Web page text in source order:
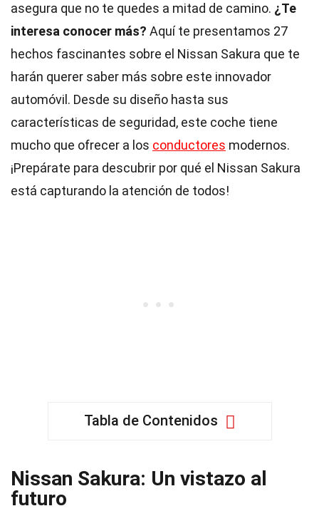
asegura que no te quedes a mitad de camino. ¿Te
interesa conocer más? Aquí te presentamos 27
hechos fascinantes sobre el Nissan Sakura que te
harán querer saber más sobre este innovador
automóvil. Desde su diseño hasta sus
características de seguridad, este coche tiene
mucho que ofrecer a los conductores modernos.
¡Prepárate para descubrir por qué el Nissan Sakura
está capturando la atención de todos!
Tabla de Contenidos
Nissan Sakura: Un vistazo al
futuro